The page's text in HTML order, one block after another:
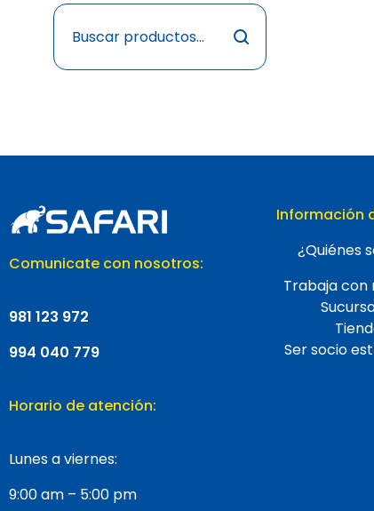
Comunicate con nosotros:
981 123 972
994 040 779
Horario de atención:
Lunes a viernes:
9:00 am – 5:00 pm
Información
¿Quiénes
Trabaja con
Ser socio